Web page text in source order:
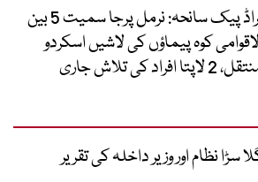
براڈ پیک سانحہ: نرمل پرجا سمیت 5 بین
کوہ پیماؤں کی لاشیں اسکردو
2 لاپتا افراد کی تلاش جاری
سڑا نظام اور وزیر داخلہ کی تقریر